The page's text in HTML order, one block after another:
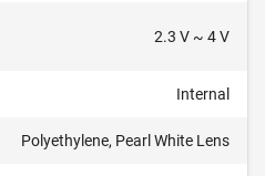
2.3 V ~ 4 V
Internal
Polyethylene, Pearl White Lens